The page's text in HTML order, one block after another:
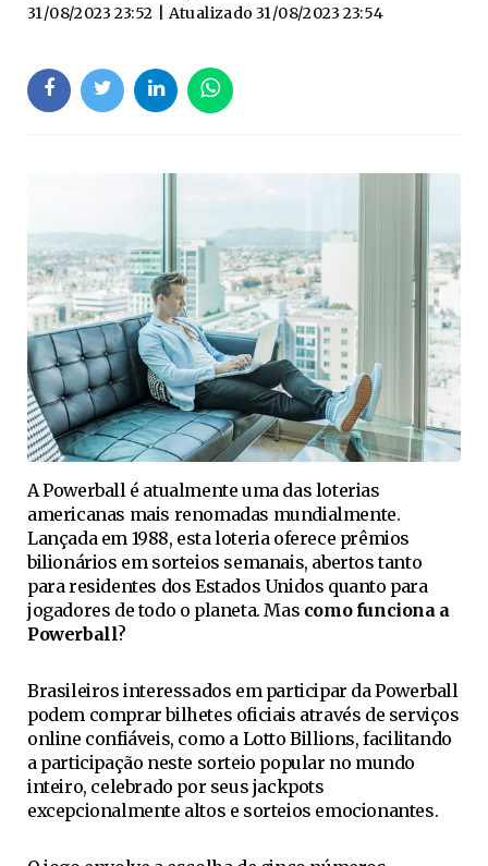
31/08/2023 23:52
| Atualizado 31/08/2023 23:54
A Powerball é atualmente uma das loterias
americanas mais renomadas mundialmente.
Lançada em 1988, esta loteria oferece prêmios
bilionários em sorteios semanais, abertos tanto
para residentes dos Estados Unidos quanto para
jogadores de todo o planeta. Mas como funciona a
Powerball?
Brasileiros interessados em participar da Powerball
podem comprar bilhetes oficiais através de serviços
online confiáveis, como a Lotto Billions, facilitando
a participação neste sorteio popular no mundo
inteiro, celebrado por seus jackpots
excepcionalmente altos e sorteios emocionantes.